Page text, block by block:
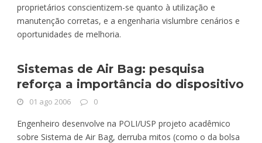
proprietários conscientizem-se quanto à utilização e
manutenção corretas, e a engenharia vislumbre cenários e
oportunidades de melhoria.
Sistemas de Air Bag: pesquisa
reforça a importância do dispositivo
01 ago 2006 0
Engenheiro desenvolve na POLI/USP projeto acadêmico
sobre Sistema de Air Bag, derruba mitos (como o da bolsa